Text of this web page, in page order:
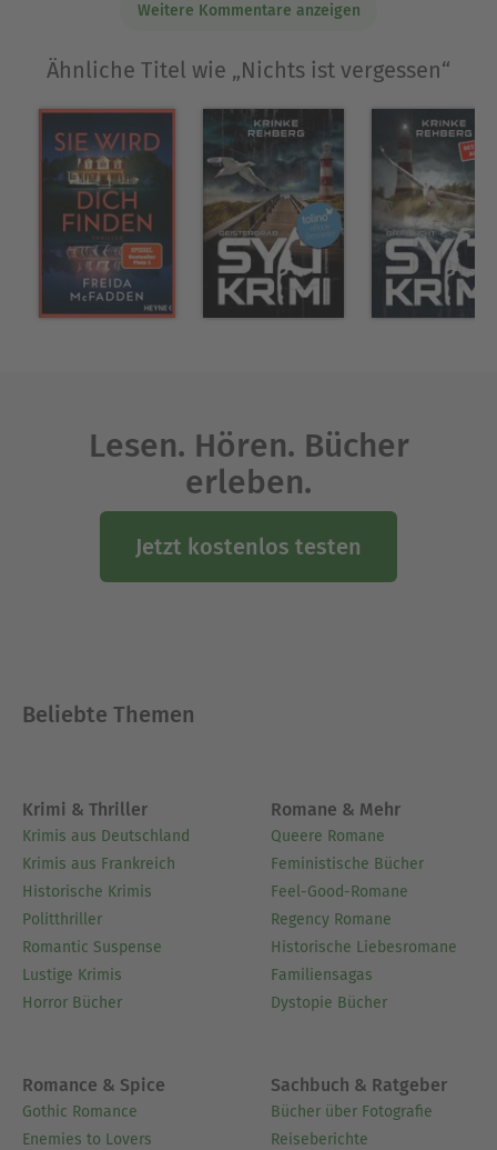
Weitere Kommentare anzeigen
Ähnliche Titel wie „Nichts ist vergessen“
Lesen. Hören. Bücher
erleben.
Jetzt kostenlos testen
Beliebte Themen
Krimi & Thriller
Krimis aus Deutschland
Krimis aus Frankreich
Historische Krimis
Politthriller
Romantic Suspense
Lustige Krimis
Horror Bücher
Romane & Mehr
Queere Romane
Feministische Bücher
Feel-Good-Romane
Regency Romane
Historische Liebesromane
Familiensagas
Dystopie Bücher
Romance & Spice
Gothic Romance
Enemies to Lovers
Sachbuch & Ratgeber
Bücher über Fotografie
Reiseberichte